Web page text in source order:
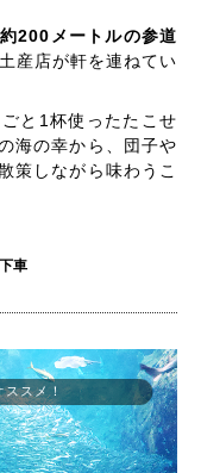
200メートルの参道
産店が軒を連ねてい
と1杯使ったたこせ
海の幸から、団子や
策しながら味わうこ
車
スメ！